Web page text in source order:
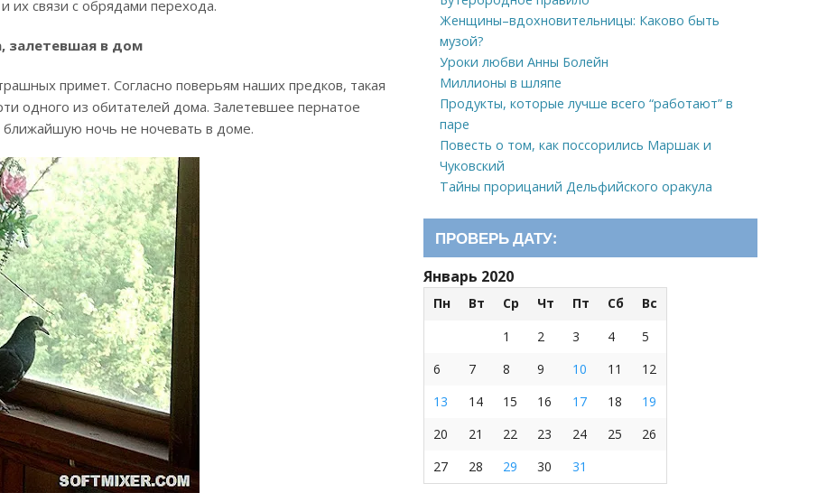
их связи с обрядами перехода.
залетевшая в дом
примет. Согласно поверьям наших предков, такая
одного из обитателей дома. Залетевшее пернатое
ночь не ночевать в доме.
Женщины–вдохновительницы: Каково быть
музой?
Уроки любви Анны Болейн
Миллионы в шляпе
Продукты, которые лучше всего “работают” в
паре
Повесть о том, как поссорились Маршак и
Чуковский
Тайны прорицаний Дельфийского оракула
ПРОВЕРЬ ДАТУ:
Январь 2020
Пн Вт Ср Чт Пт Сб
Вс
1
2 3 4
5
6
7 8 9 10 11
12
13
14 15 16 17 18
19
20
21 22 23 24 25
26
27
28 29 30 31